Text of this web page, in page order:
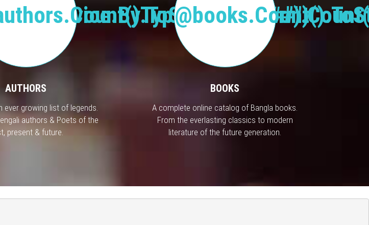
AUTHORS
ever growing list of legends.
authors & Poets of the
present & future.
BOOKS
A complete online catalog of Bangla books.
From the everlasting classics to modern
literature of the future generation.